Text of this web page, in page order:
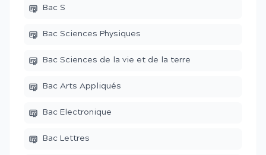
Bac S
Bac Sciences Physiques
Bac Sciences de la vie et de la terre
Bac Arts Appliqués
Bac Electronique
Bac Lettres